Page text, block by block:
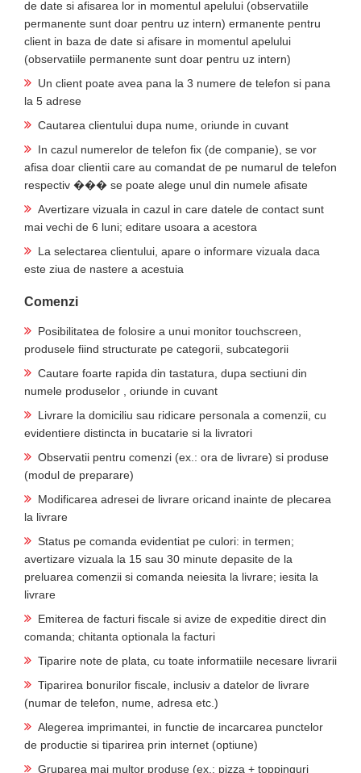
de date si afisarea lor in momentul apelului (observatiile
permanente sunt doar pentru uz intern) ermanente pentru
client in baza de date si afisare in momentul apelului
(observatiile permanente sunt doar pentru uz intern)
Un client poate avea pana la 3 numere de telefon si pana
la 5 adrese
Cautarea clientului dupa nume, oriunde in cuvant
In cazul numerelor de telefon fix (de companie), se vor
afisa doar clientii care au comandat de pe numarul de telefon
respectiv ��� se poate alege unul din numele afisate
Avertizare vizuala in cazul in care datele de contact sunt
mai vechi de 6 luni; editare usoara a acestora
La selectarea clientului, apare o informare vizuala daca
este ziua de nastere a acestuia
Comenzi
Posibilitatea de folosire a unui monitor touchscreen,
produsele fiind structurate pe categorii, subcategorii
Cautare foarte rapida din tastatura, dupa sectiuni din
numele produselor , oriunde in cuvant
Livrare la domiciliu sau ridicare personala a comenzii, cu
evidentiere distincta in bucatarie si la livratori
Observatii pentru comenzi (ex.: ora de livrare) si produse
(modul de preparare)
Modificarea adresei de livrare oricand inainte de plecarea
la livrare
Status pe comanda evidentiat pe culori: in termen;
avertizare vizuala la 15 sau 30 minute depasite de la
preluarea comenzii si comanda neiesita la livrare; iesita la
livrare
Emiterea de facturi fiscale si avize de expeditie direct din
comanda; chitanta optionala la facturi
Tiparire note de plata, cu toate informatiile necesare livrarii
Tiparirea bonurilor fiscale, inclusiv a datelor de livrare
(numar de telefon, nume, adresa etc.)
Alegerea imprimantei, in functie de incarcarea punctelor
de productie si tiparirea prin internet (optiune)
Gruparea mai multor produse (ex.: pizza + toppinguri